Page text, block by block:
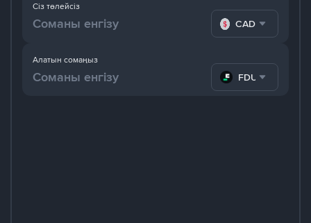
Сіз төлейсіз
CAD
Алатын сомаңыз
FDUSD